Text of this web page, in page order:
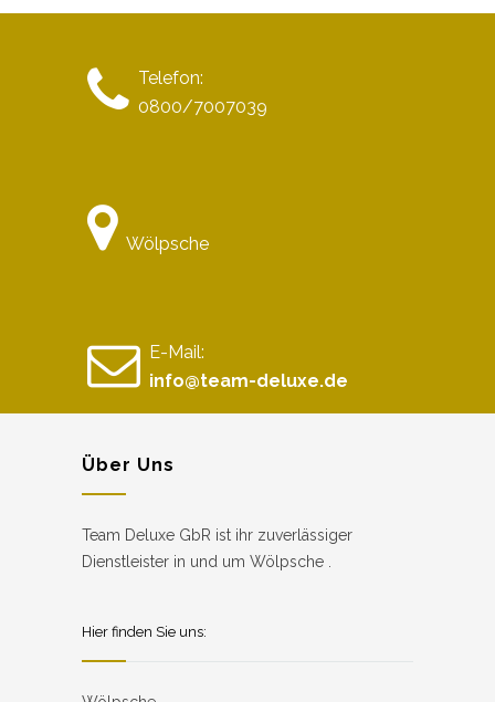
Telefon:
0800/7007039
Wölpsche
E-Mail:
info@team-deluxe.de
Über Uns
Team Deluxe GbR ist ihr zuverlässiger
Dienstleister in und um Wölpsche .
Hier finden Sie uns: